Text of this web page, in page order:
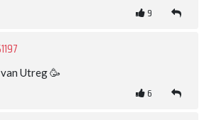
9
Utreg 🥳
6